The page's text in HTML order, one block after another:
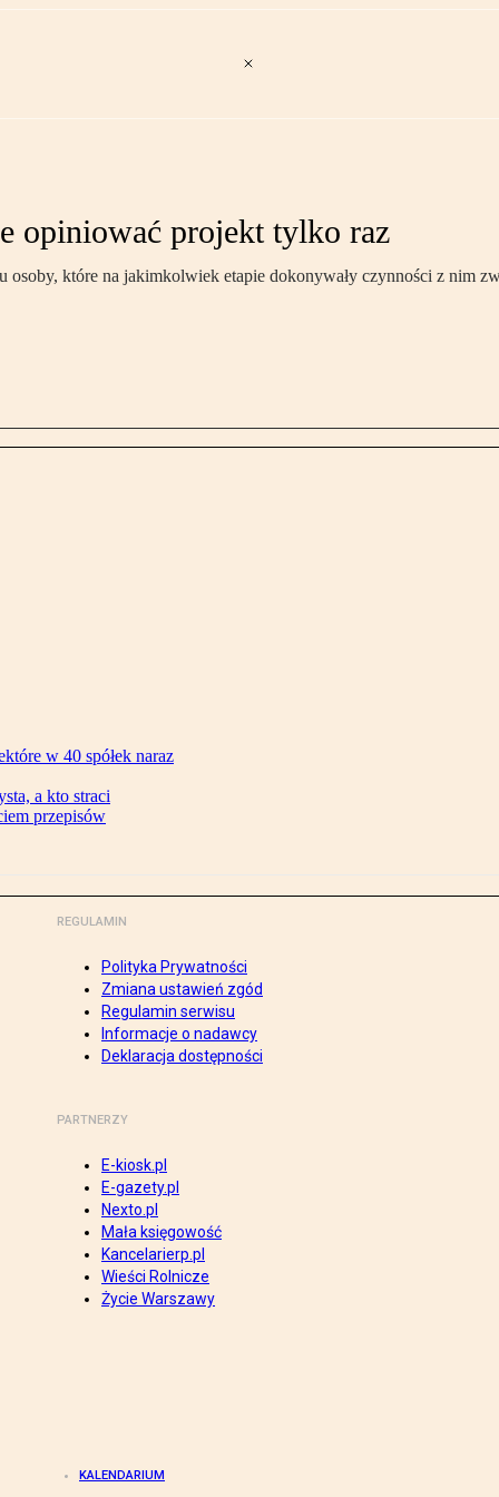
opiniować projekt tylko raz
osoby, które na jakimkolwiek etapie dokonywały czynności z nim
w 40 spółek naraz
a kto straci
przepisów
REGULAMIN
Polityka Prywatności
Zmiana ustawień zgód
Regulamin serwisu
Informacje o nadawcy
Deklaracja dostępności
PARTNERZY
E-kiosk.pl
E-gazety.pl
Nexto.pl
Mała księgowość
Kancelarierp.pl
Wieści Rolnicze
Życie Warszawy
KALENDARIUM